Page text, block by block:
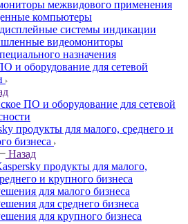
межвидового применения
компьютеры
системы индикации
видеомониторы
назначения
и оборудование для сетевой
ПО и оборудование для сетевой
продукты для малого, среднего и
бизнеса
Назад
продукты для малого,
и крупного бизнеса
для малого бизнеса
для среднего бизнеса
для крупного бизнеса